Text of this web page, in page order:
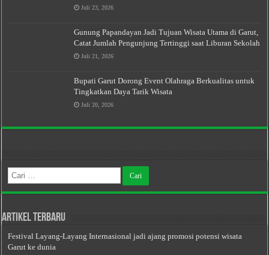
Juli 23, 2026
Gunung Papandayan Jadi Tujuan Wisata Utama di Garut,
Catat Jumlah Pengunjung Tertinggi saat Liburan Sekolah
Juli 21, 2026
Bupati Garut Dorong Event Olahraga Berkualitas untuk
Tingkatkan Daya Tarik Wisata
Juli 20, 2026
Cari
untuk:
Artikel Terbaru
Festival Layang-Layang Internasional jadi ajang promosi potensi wisata
Garut ke dunia